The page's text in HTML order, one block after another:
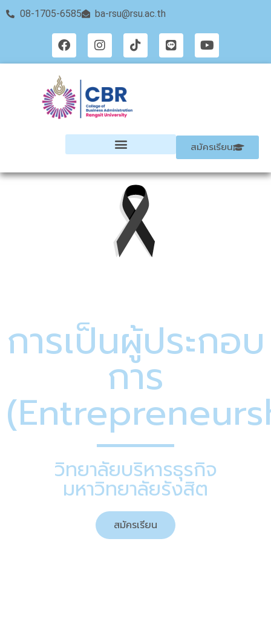
08-1705-6585 ba-rsu@rsu.ac.th
สมัครเรียน
การเป็นผู้ประกอบ
การ
วิทยาลัยบริหารธุรกิจ
มหาวิทยาลัยรังสิต
สมัครเรียน